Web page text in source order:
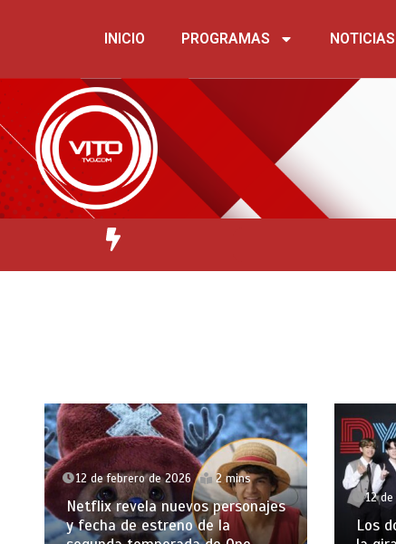
INICIO PROGRAMAS NOTICIAS
Joao
12 de febrero de 2026 2 mins
Netflix revela nuevos personajes
y fecha de estreno de la
12
Los